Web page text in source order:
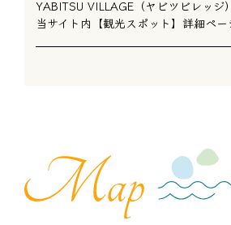
YABITSU VILLAGE（ヤビツビレッジ
当サイト内【観光スポット】詳細ペー